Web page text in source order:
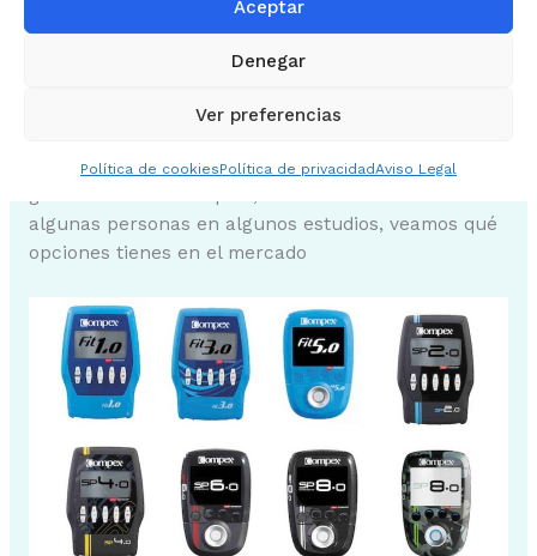
Aceptar
Denegar
Ver preferencias
Política de cookiesPolítica de privacidadAviso Legal
perdido el interés por el electroestimulador Compex.
Su precio es caro y la ciencia dice que es poco
curiosidad por saber si la EMS puede ayudarte a
algunas personas en algunos estudios, veamos qué
opciones tienes en el mercado